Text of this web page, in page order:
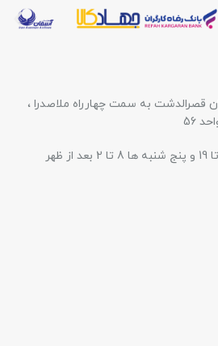
قصرالدشت به سمت چهارراه ملاصدرا ،